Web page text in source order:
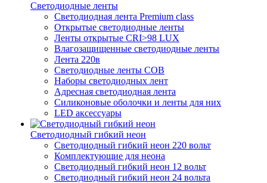
Светодиодные ленты
Светодиодная лента Premium class
Открытые светодиодные ленты
Ленты открытые CRI>98 LUX
Влагозащищенные светодиодные ленты
Лента 220в
Светодиодные ленты COB
Наборы светодиодных лент
Адресная светодиодная лента
Силиконовые оболочки и ленты для них
LED аксессуары
Светодиодный гибкий неон
Светодиодный гибкий неон 220 вольт
Комплектующие для неона
Светодиодный гибкий неон 12 вольт
Светодиодный гибкий неон 24 вольта